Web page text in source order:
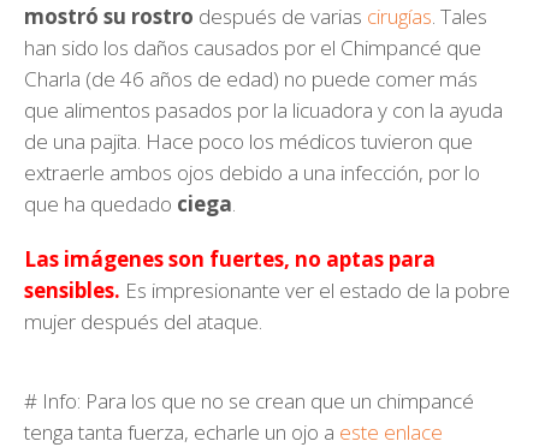
mostró su rostro después de varias cirugías. Tales
han sido los daños causados por el Chimpancé que
Charla (de 46 años de edad) no puede comer más
que alimentos pasados por la licuadora y con la ayuda
de una pajita. Hace poco los médicos tuvieron que
extraerle ambos ojos debido a una infección, por lo
que ha quedado ciega.
Las imágenes son fuertes, no aptas para
sensibles. Es impresionante ver el estado de la pobre
mujer después del ataque.
# Info: Para los que no se crean que un chimpancé
tenga tanta fuerza, echarle un ojo a este enlace